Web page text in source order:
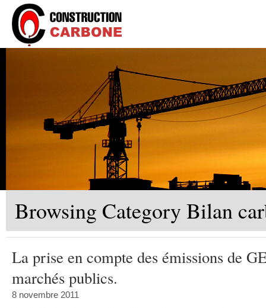
Browsing Category Bilan
La prise en compte des émissions de
marchés publics.
8 novembre 2011